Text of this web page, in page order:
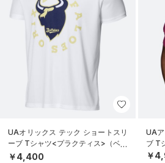
UAオリックス テック ショートスリ
ーブ Tシャツ<プラクティス>（ベー
スボール/UNISEX）
￥4,400
UA
ブ T
￥